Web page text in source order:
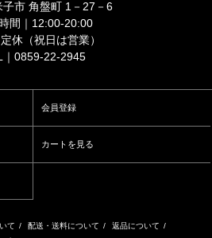
子市 角盤町 1－27－6
間｜12:00-20:00
休（祝日は営業）
｜0859-22-2945
会員登録
カートを見る
て / 配送・送料について / 返品について /